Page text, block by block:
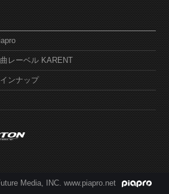
レーベル KARENT
ンナップ
Media, INC. www.piapro.net